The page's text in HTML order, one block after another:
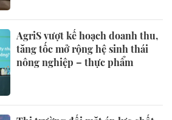
AgriS vượt kế hoạch doanh thu,
tăng tốc mở rộng hệ sinh thái
nông nghiệp – thực phẩm